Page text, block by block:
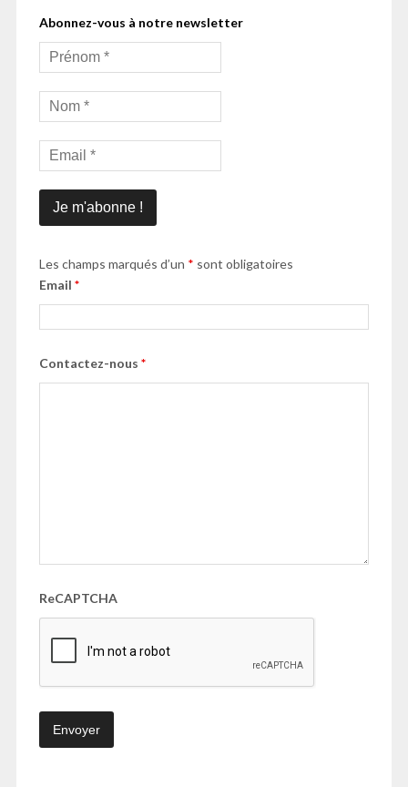
Abonnez-vous à notre newsletter
Les champs marqués d’un * sont obligatoires
Email *
Contactez-nous *
ReCAPTCHA